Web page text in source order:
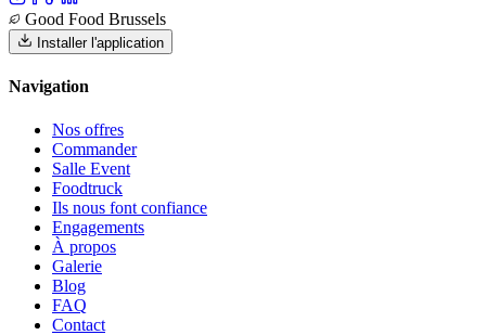
Good Food Brussels
Installer l'application
Navigation
Nos offres
Commander
Salle Event
Foodtruck
Ils nous font confiance
Engagements
À propos
Galerie
Blog
FAQ
Contact